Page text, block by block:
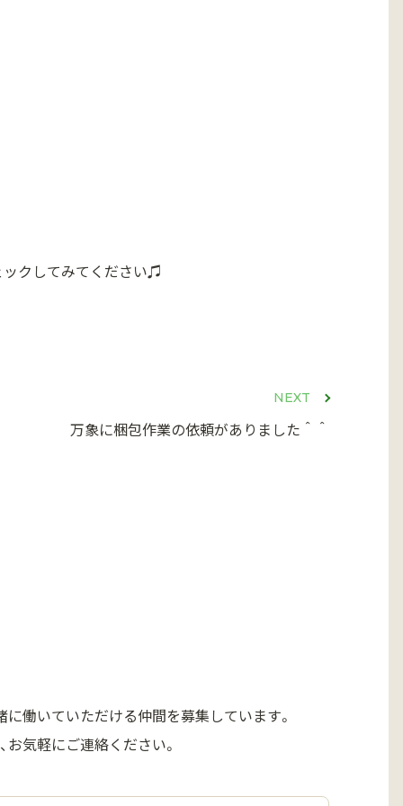
ックしてみてください♫
NEXT
万象に梱包作業の依頼がありました＾＾
に働いていただける仲間を募集しています。
気軽にご連絡ください。